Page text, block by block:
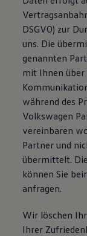
DSGVO) zur
uns. Die
genannten
mit Ihnen
während des
Volkswagen
vereinbaren
Partner und
übermittelt.
können Sie
anfragen.
Wir löschen
Ihrer